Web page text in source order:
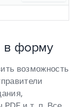
в форму
возможность